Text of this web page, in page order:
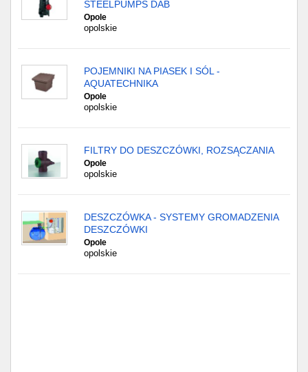
STEELPUMPS DAB
Opole
opolskie
POJEMNIKI NA PIASEK I SÓL -
AQUATECHNIKA
Opole
opolskie
FILTRY DO DESZCZÓWKI, ROZSĄCZANIA
Opole
opolskie
DESZCZÓWKA - SYSTEMY GROMADZENIA
DESZCZÓWKI
Opole
opolskie